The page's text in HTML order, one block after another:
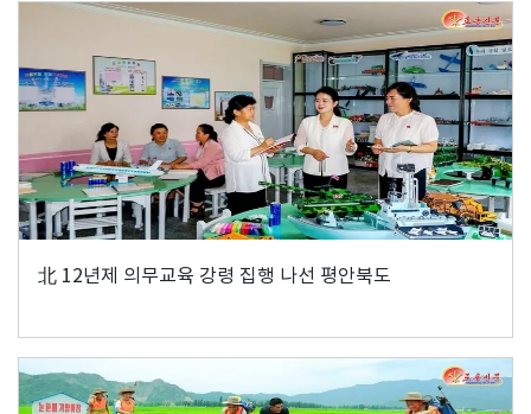
北 12년제 의무교육 강령 집행 나선 평안북도